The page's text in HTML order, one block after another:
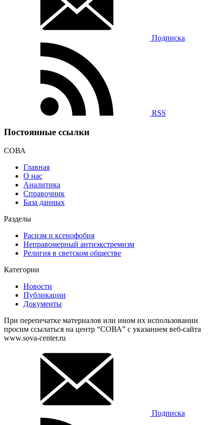
Подписка
RSS
Постоянные ссылки
СОВА
Главная
О нас
Аналитика
Справочник
База данных
Разделы
Расизм и ксенофобия
Неправомерный антиэкстремизм
Религия в светском обществе
Категории
Новости
Публикации
Документы
При перепечатке материалов или ином их использовании
просим ссылаться на центр “СОВА” с указанием веб-сайта
www.sova-center.ru
Подписка